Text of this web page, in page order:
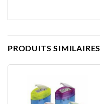
PRODUITS SIMILAIRES